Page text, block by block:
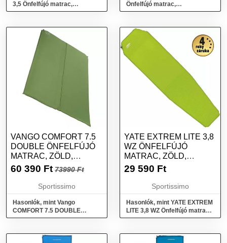
3,5 Önfelfújó matrac,
narancssárga, méret
Önfelfújó matrac,
narancssárga, méret
VANGO COMFORT 7.5
DOUBLE ÖNFELFÚJÓ
MATRAC, ZÖLD,
MÉRET
60 390 Ft 73990 Ft
Sportissimo
Hasonlók, mint Vango
COMFORT 7.5 DOUBLE
Önfelfújó matrac, zöld, méret
YATE EXTREM LITE 3,8
WZ ÖNFELFÚJÓ
MATRAC, ZÖLD,
MÉRET
29 590 Ft
Sportissimo
Hasonlók, mint YATE EXTREM
LITE 3,8 WZ Önfelfújó matrac,
zöld, méret